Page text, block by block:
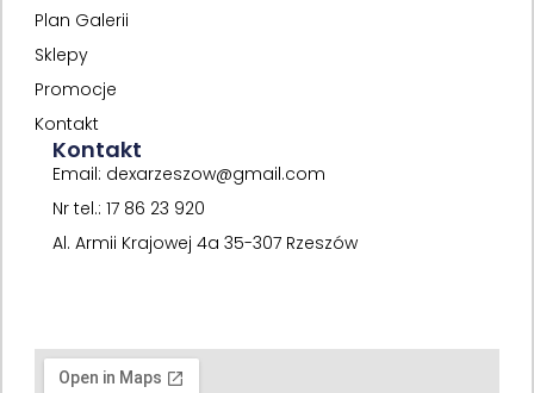
Plan Galerii
Sklepy
Promocje
Kontakt
Kontakt
Email: dexarzeszow@gmail.com
Nr tel.: 17 86 23 920
Al. Armii Krajowej 4a 35-307 Rzeszów